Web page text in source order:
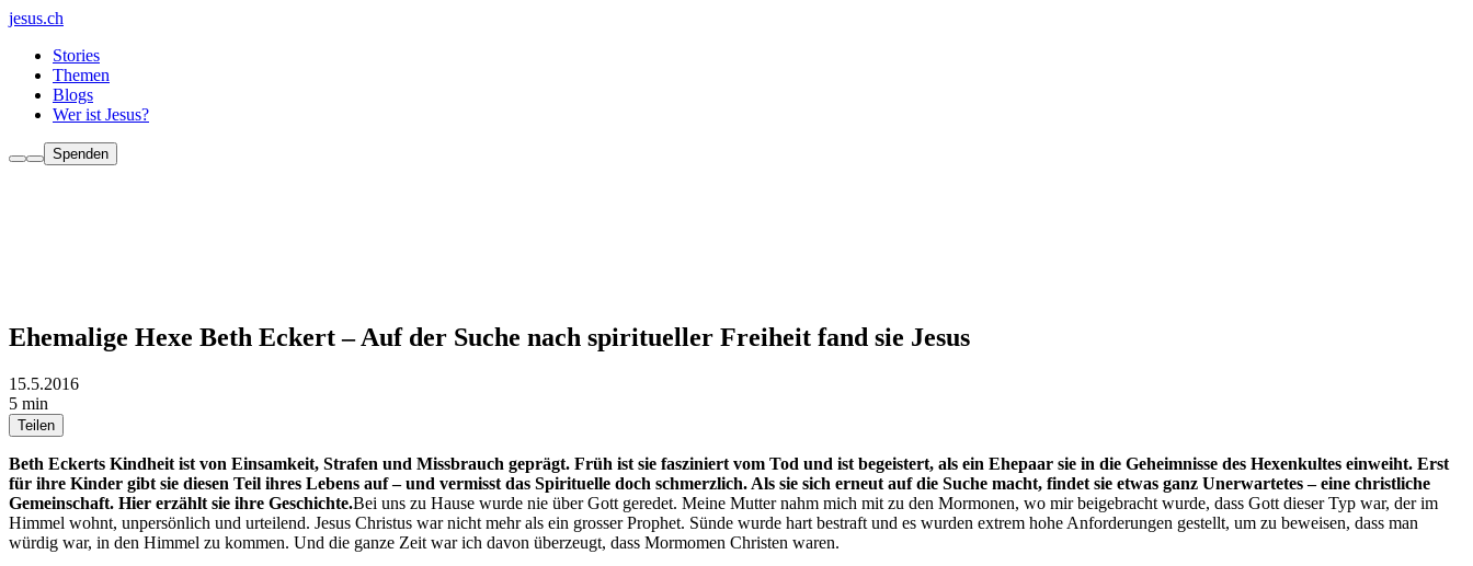
jesus.ch
Stories
Themen
Blogs
Wer ist Jesus?
Spenden
Ehemalige Hexe Beth Eckert – Auf der Suche nach spiritueller Freiheit fand sie Jesus
15.5.2016
5 min
Teilen
Beth Eckerts Kindheit ist von Einsamkeit, Strafen und Missbrauch geprägt. Früh ist sie fasziniert vom Tod und ist begeistert, als ein Ehepaar sie in die Geheimnisse des Hexenkultes einweiht. Erst
für ihre Kinder gibt sie diesen Teil ihres Lebens auf – und vermisst das Spirituelle doch schmerzlich. Als sie sich erneut auf die Suche macht, findet sie etwas ganz Unerwartetes – eine christliche
Gemeinschaft. Hier erzählt sie ihre Geschichte.Bei uns zu Hause wurde nie über Gott geredet. Meine Mutter nahm mich mit zu den Mormonen, wo mir beigebracht wurde, dass Gott dieser Typ war, der im
Himmel wohnt, unpersönlich und urteilend. Jesus Christus war nicht mehr als ein grosser Prophet. Sünde wurde hart bestraft und es wurden extrem hohe Anforderungen gestellt, um zu beweisen, dass man
würdig war, in den Himmel zu kommen. Und die ganze Zeit war ich davon überzeugt, dass Mormomen Christen waren.